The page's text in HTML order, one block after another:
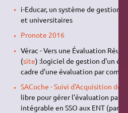
i-Educar, un système de gestion
et universitaires
Pronote 2016
Vérac - Vers une Évaluation
(site) :logiciel de gestion d'un
cadre d'une évaluation par
SACoche - Suivi d'Acquisition de
libre pour gérer l'évaluation par
intégrable en SSO aux ENT (par